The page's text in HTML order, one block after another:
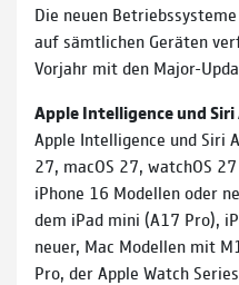
Die neuen
auf sämtlichen Geräten
Vorjahr mit den Major-
Apple Intelligence und
Apple Intelligence und Siri
27, macOS 27, watchOS
iPhone 16 Modellen oder
dem iPad mini (A17 Pro),
neuer, Mac Modellen mit
Pro, der Apple Watch